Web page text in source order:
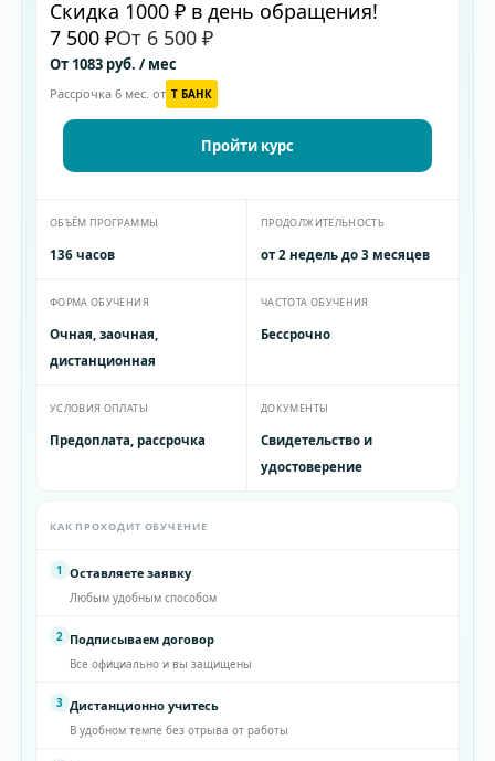
Скидка 1000 ₽ в день обращения!
7 500 ₽От 6 500 ₽
От 1083 руб. / мес
Рассрочка 6 мес. от T БАНК
Пройти курс
ОБЪЁМ ПРОГРАММЫ
136 часов
ПРОДОЛЖИТЕЛЬНОСТЬ
от 2 недель до 3 месяцев
ФОРМА ОБУЧЕНИЯ
Очная, заочная,
дистанционная
ЧАСТОТА ОБУЧЕНИЯ
Бессрочно
УСЛОВИЯ ОПЛАТЫ
Предоплата, рассрочка
ДОКУМЕНТЫ
Свидетельство и
удостоверение
КАК ПРОХОДИТ ОБУЧЕНИЕ
1 Оставляете заявку
Любым удобным способом
2 Подписываем договор
Все официально и вы защищены
3 Дистанционно учитесь
В удобном темпе без отрыва от работы